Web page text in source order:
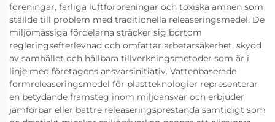
föreningar, farliga luftföroreningar och toxiska ämnen som
ställde till problem med traditionella releaseringsmedel. De
miljömässiga fördelarna sträcker sig bortom
regleringsefterlevnad och omfattar arbetarsäkerhet, skydd
av samhället och hållbara tillverkningsmetoder som är i
linje med företagens ansvarsinitiativ. Vattenbaserade
formreleaseringsmedel för plastteknologier representerar
en betydande framsteg inom miljöansvar och erbjuder
jämförbar eller bättre releaseringsprestanda samtidigt som